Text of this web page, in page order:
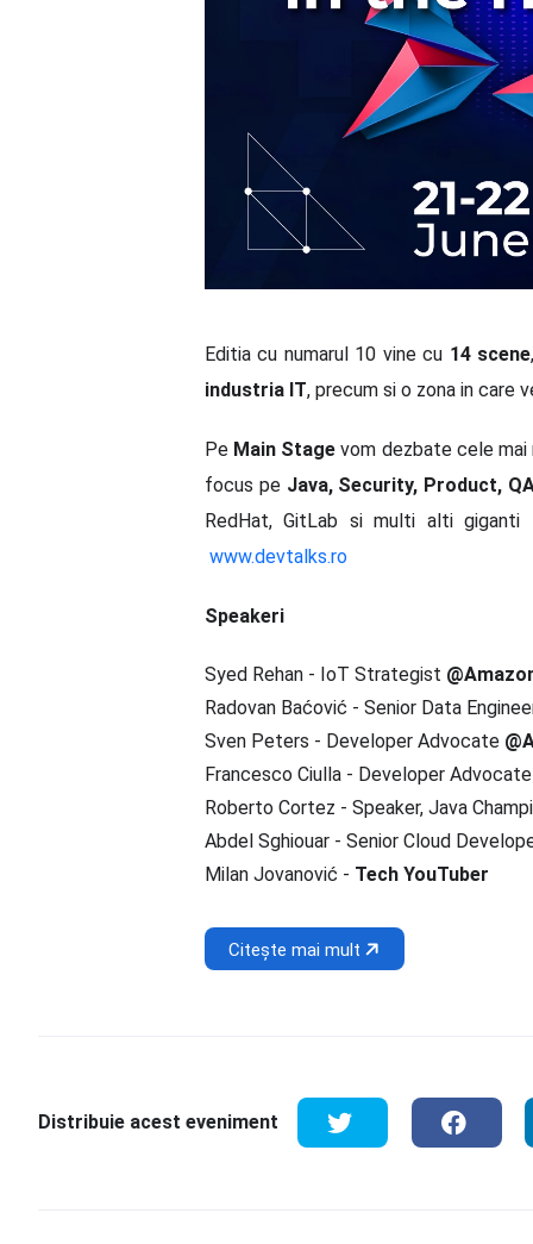
Editia cu numarul 10 vine cu 14 scene
industria IT, precum si o zona in care
Pe Main Stage vom dezbate cele
focus pe Java, Security, Product,
RedHat, GitLab si multi alti giganti
www.devtalks.ro
Speakeri
Syed Rehan - IoT Strategist
Radovan Baćović - Senior Data
Sven Peters - Developer Advocate
Francesco Ciulla - Developer
Roberto Cortez - Speaker, Java
Abdel Sghiouar - Senior Cloud
Milan Jovanović - Tech YouTuber
Citește mai mult
Distribuie acest eveniment